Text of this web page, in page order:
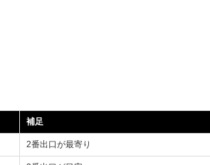
補足
2番出口が最寄り